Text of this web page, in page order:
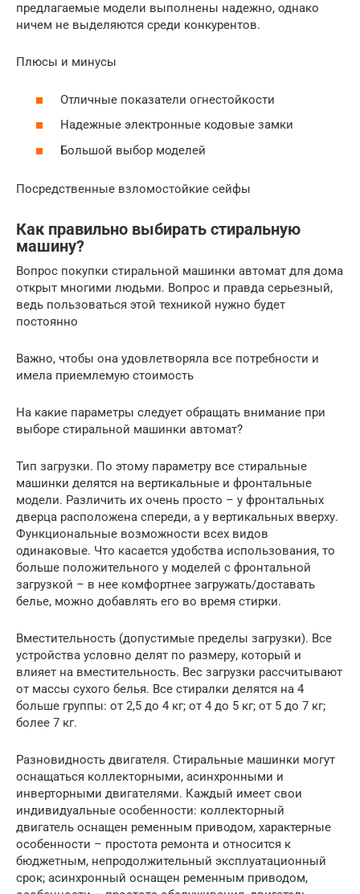
предлагаемые модели выполнены надежно, однако
ничем не выделяются среди конкурентов.
Плюсы и минусы
Отличные показатели огнестойкости
Надежные электронные кодовые замки
Большой выбор моделей
Посредственные взломостойкие сейфы
Как правильно выбирать стиральную
машину?
Вопрос покупки стиральной машинки автомат для дома
открыт многими людьми. Вопрос и правда серьезный,
ведь пользоваться этой техникой нужно будет
постоянно
Важно, чтобы она удовлетворяла все потребности и
имела приемлемую стоимость
На какие параметры следует обращать внимание при
выборе стиральной машинки автомат?
Тип загрузки. По этому параметру все стиральные
машинки делятся на вертикальные и фронтальные
модели. Различить их очень просто – у фронтальных
дверца расположена спереди, а у вертикальных вверху.
Функциональные возможности всех видов
одинаковые. Что касается удобства использования, то
больше положительного у моделей с фронтальной
загрузкой – в нее комфортнее загружать/доставать
белье, можно добавлять его во время стирки.
Вместительность (допустимые пределы загрузки). Все
устройства условно делят по размеру, который и
влияет на вместительность. Вес загрузки рассчитывают
от массы сухого белья. Все стиралки делятся на 4
больше группы: от 2,5 до 4 кг; от 4 до 5 кг; от 5 до 7 кг;
более 7 кг.
Разновидность двигателя. Стиральные машинки могут
оснащаться коллекторными, асинхронными и
инверторными двигателями. Каждый имеет свои
индивидуальные особенности: коллекторный
двигатель оснащен ременным приводом, характерные
особенности – простота ремонта и относится к
бюджетным, непродолжительный эксплуатационный
срок; асинхронный оснащен ременным приводом,